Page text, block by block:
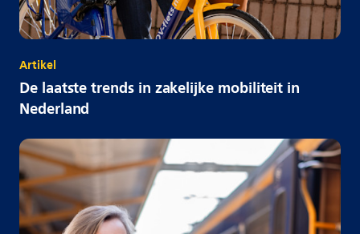
Artikel
De laatste trends in zakelijke mobiliteit in
Nederland